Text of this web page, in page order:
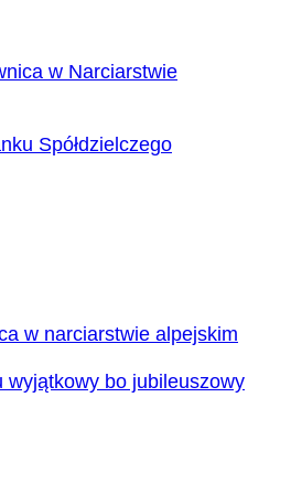
w Narciarstwie
Spółdzielczego
w narciarstwie alpejskim
bo jubileuszowy